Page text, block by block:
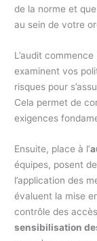
de la norme et
au sein de votre
L’audit commence
examinent vos
risques pour
Cela permet de
exigences
Ensuite, place à l’
équipes, posent
l’application des
évaluent la mise
contrôle des
sensibilisation